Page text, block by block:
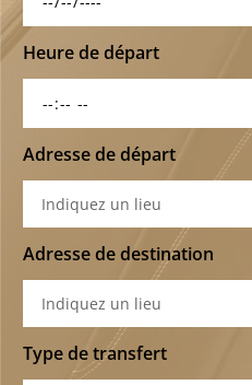
Heure de départ
Adresse de départ
Adresse de destination
Type de transfert